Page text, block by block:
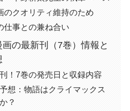
のクオリティ維持のため
仕事との兼ね合い
画の最新刊（7巻）情報と
！7巻の発売日と収録内容
想：物語はクライマックス
？